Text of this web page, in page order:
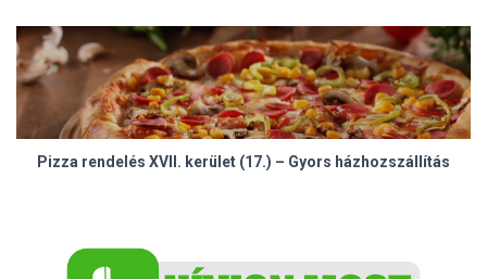
Pizza rendelés XVII. kerület (17.) – Gyors házhozszállítás